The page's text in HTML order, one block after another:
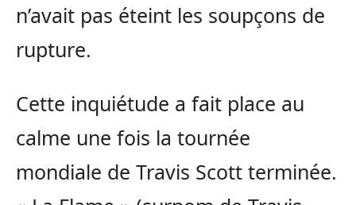
n’avait pas éteint les soupçons de
rupture.
Cette inquiétude a fait place au
calme une fois la tournée
mondiale de Travis Scott terminée.